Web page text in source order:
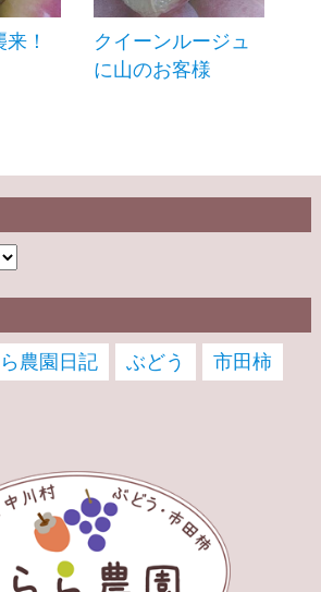
！
クイーンルージュ
に山のお客様
農園日記 ぶどう 市田柿